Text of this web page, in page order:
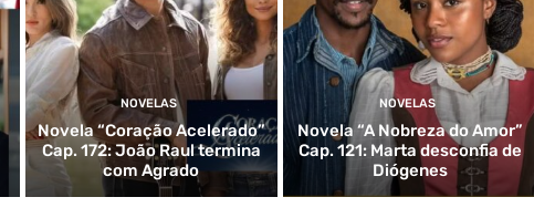
NOVELAS
Novela “Coração Acelerado”
Cap. 172: João Raul termina
com Agrado
NOVELAS
Novela “A Nobreza do Amor”
Cap. 121: Marta desconfia de
Diógenes